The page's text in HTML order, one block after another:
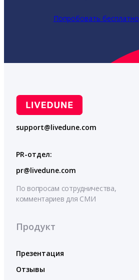
Попробовать бесплатно
support@livedune.com
PR-отдел:
pr@livedune.com
По вопросам сотрудничества,
комментариев для СМИ
Продукт
Презентация
Отзывы